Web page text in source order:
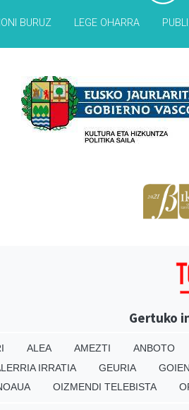
BURUZ LEGE OHARRA
Gertuko
ALEA AMEZTI ANBOTO
IRRATIA GEURIA
OIZMENDI TELEBISTA